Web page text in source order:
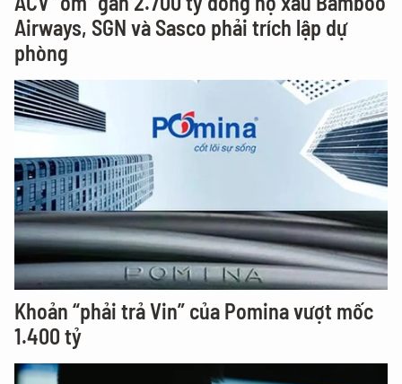
Airways, SGN và Sasco phải trích lập dự
phòng
Khoản “phải trả Vin” của Pomina vượt mốc
1.400 tỷ